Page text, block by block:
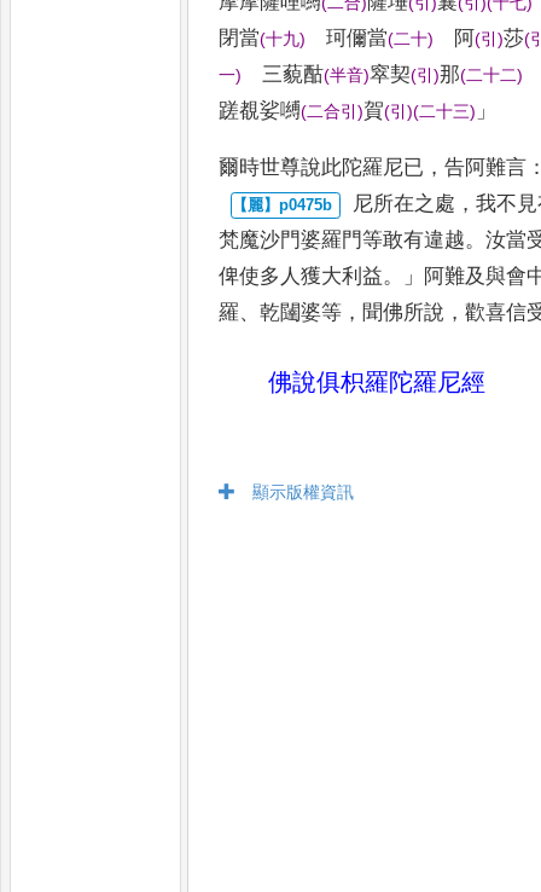
閉當(十九) 珂儞當(二十) 阿(引)莎(
一) 三藐酤(半音)窣契(引)那(二十二)
蹉覩娑嚩(二合引)賀(引)(二十三) 」
爾時世尊說此陀羅尼已 ，告阿難言
尼所在之處 ，我不
梵魔沙門婆羅門等敢有違越。汝當
俾使多人獲大利益。」
阿難及與會
羅、乾闥婆等 ， 聞佛所說 ，歡喜信
佛說俱枳羅陀羅尼經
顯示版權資訊